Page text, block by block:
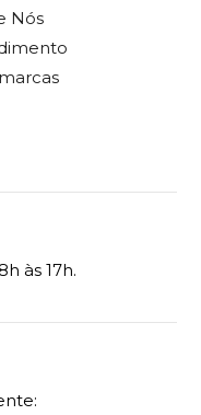
Nós
às 17h.